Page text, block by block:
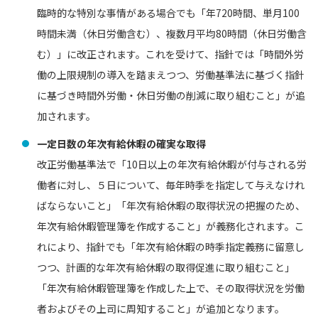
臨時的な特別な事情がある場合でも「年720時間、単月100
時間未満（休日労働含む）、複数月平均80時間（休日労働含
む）」に改正されます。これを受けて、指針では「時間外労
働の上限規制の導入を踏まえつつ、労働基準法に基づく指針
に基づき時間外労働・休日労働の削減に取り組むこと」が追
加されます。
一定日数の年次有給休暇の確実な取得
改正労働基準法で「10日以上の年次有給休暇が付与される労
働者に対し、５日について、毎年時季を指定して与えなけれ
ばならないこと」「年次有給休暇の取得状況の把握のため、
年次有給休暇管理簿を作成すること」が義務化されます。こ
れにより、指針でも「年次有給休暇の時季指定義務に留意し
つつ、計画的な年次有給休暇の取得促進に取り組むこと」
「年次有給休暇管理簿を作成した上で、その取得状況を労働
者およびその上司に周知すること」が追加となります。